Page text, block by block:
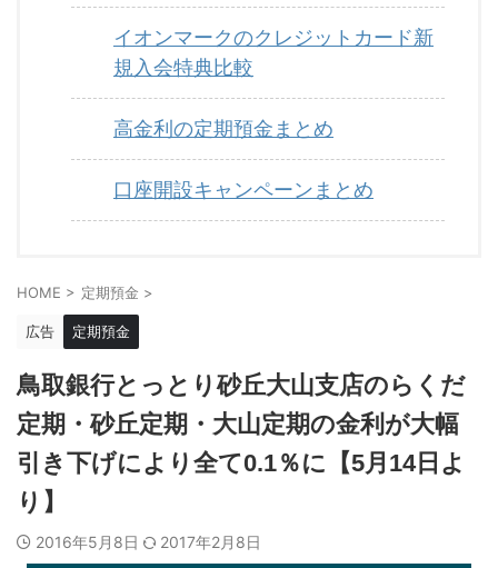
イオンマークのクレジットカード新
規入会特典比較
高金利の定期預金まとめ
口座開設キャンペーンまとめ
HOME > 定期預金 >
広告 定期預金
鳥取銀行とっとり砂丘大山支店のらくだ
定期・砂丘定期・大山定期の金利が大幅
引き下げにより全て0.1％に【5月14日よ
り】
2016年5月8日 2017年2月8日